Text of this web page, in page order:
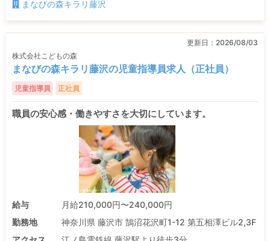
まなびの森キラリ藤沢
更新日： 2026/08/03
株式会社こどもの森
まなびの森キラリ藤沢の児童指導員求人（正社員）
児童指導員 正社員
職員の安心感・働きやすさを大切にしています。
給与
月給210,000円〜240,000円
勤務地
神奈川県 藤沢市 鵠沼花沢町1-12 第五相澤ビル2,3F